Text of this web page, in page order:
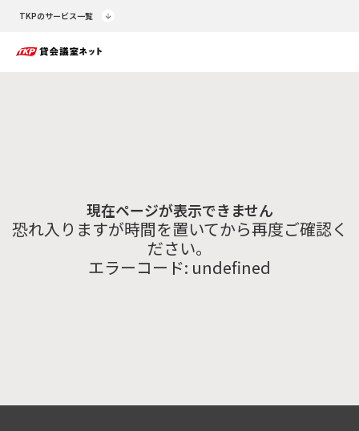
TKPのサービス一覧
現在ページが表示できません
恐れ入りますが時間を置いてから再度ご確認く
ださい。
エラーコード: undefined